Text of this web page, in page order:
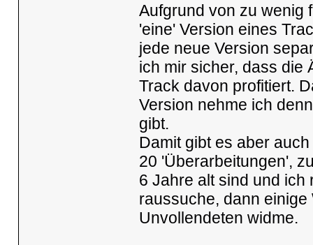
Aufgrund von zu wenig
'eine' Version eines
jede neue Version
ich mir sicher, dass die
Track davon profitiert.
Version nehme ich
gibt.
Damit gibt es aber
20 'Überarbeitungen',
6 Jahre alt sind und ich
raussuche, dann
Unvollendeten widme.